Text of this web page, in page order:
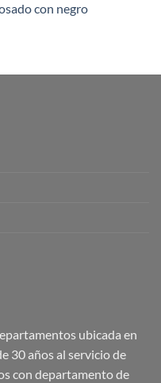
con negro
ubicada en
30 años al servicio de
con departamento de